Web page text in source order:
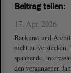
17. Apr. 2026
Baukunst und
nicht zu
spannende,
den vergangenen
Beitrag teilen: